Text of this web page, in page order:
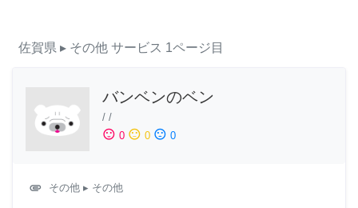
佐賀県 ▸ その他 サービス 1ページ目
バンベンのベン
/ /
sentiment_satisfied 0 sentiment_neutral 0 sentiment_dissatisfied 0
attachment その他 ▸ その他